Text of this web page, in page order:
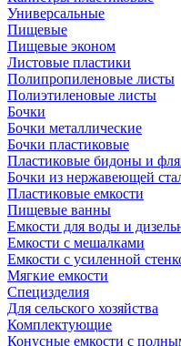
Универсальные
Пищевые
Пищевые эконом
Листовые пластики
Полипропиленовые листы
Полиэтиленовые листы
Бочки
Бочки металлические
Бочки пластиковые
Пластиковые бидоны и
Бочки из нержавеющей
Пластиковые емкости
Пищевые ванны
Емкости для воды и
Емкости с мешалками
Емкости с усиленной
Мягкие емкости
Специзделия
Для сельского хозяйства
Комплектующие
Конусные емкости с